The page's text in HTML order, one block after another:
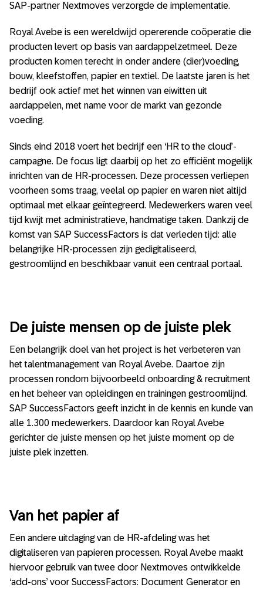
SAP-partner Nextmoves verzorgde de implementatie.
Royal Avebe is een wereldwijd opererende coöperatie die
producten levert op basis van aardappelzetmeel. Deze
producten komen terecht in onder andere (dier)voeding,
bouw, kleefstoffen, papier en textiel. De laatste jaren is het
bedrijf ook actief met het winnen van eiwitten uit
aardappelen, met name voor de markt van gezonde
voeding.
Sinds eind 2018 voert het bedrijf een ‘HR to the cloud’-
campagne. De focus ligt daarbij op het zo efficiënt mogelijk
inrichten van de HR-processen. Deze processen verliepen
voorheen soms traag, veelal op papier en waren niet altijd
optimaal met elkaar geïntegreerd. Medewerkers waren veel
tijd kwijt met administratieve, handmatige taken. Dankzij de
komst van SAP SuccessFactors is dat verleden tijd: alle
belangrijke HR-processen zijn gedigitaliseerd,
gestroomlijnd en beschikbaar vanuit een centraal portaal.
De juiste mensen op de juiste plek
Een belangrijk doel van het project is het verbeteren van
het talentmanagement van Royal Avebe. Daartoe zijn
processen rondom bijvoorbeeld onboarding & recruitment
en het beheer van opleidingen en trainingen gestroomlijnd.
SAP SuccessFactors geeft inzicht in de kennis en kunde van
alle 1.300 medewerkers. Daardoor kan Royal Avebe
gerichter de juiste mensen op het juiste moment op de
juiste plek inzetten.
Van het papier af
Een andere uitdaging van de HR-afdeling was het
digitaliseren van papieren processen. Royal Avebe maakt
hiervoor gebruik van twee door Nextmoves ontwikkelde
‘add-ons’ voor SuccessFactors: Document Generator en